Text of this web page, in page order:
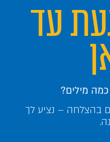
עד
מילים?
בהצלחה – נציע לך